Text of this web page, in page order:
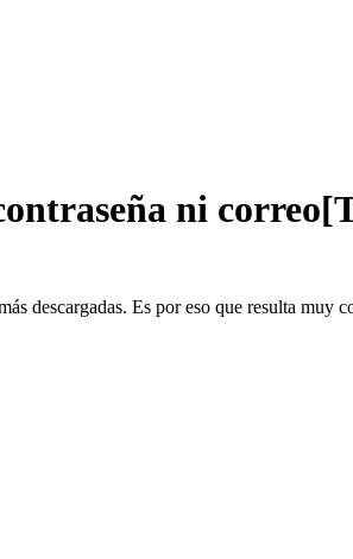
ni
descargadas. Es por eso que resulta